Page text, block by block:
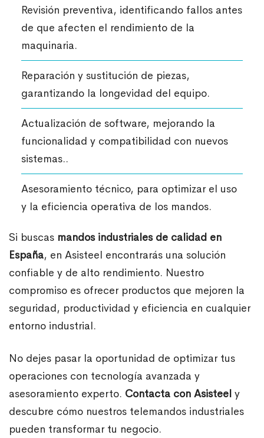
Revisión preventiva, identificando fallos antes
de que afecten el rendimiento de la
maquinaria.
Reparación y sustitución de piezas,
garantizando la longevidad del equipo.
Actualización de software, mejorando la
funcionalidad y compatibilidad con nuevos
sistemas..
Asesoramiento técnico, para optimizar el uso
y la eficiencia operativa de los mandos.
Si buscas mandos industriales de calidad en
España, en Asisteel encontrarás una solución
confiable y de alto rendimiento. Nuestro
compromiso es ofrecer productos que mejoren la
seguridad, productividad y eficiencia en cualquier
entorno industrial.
No dejes pasar la oportunidad de optimizar tus
operaciones con tecnología avanzada y
asesoramiento experto. Contacta con Asisteel y
descubre cómo nuestros telemandos industriales
pueden transformar tu negocio.